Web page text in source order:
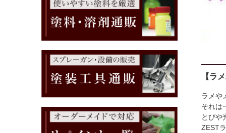
【ラ
ラメや
それは
とびや
ZEST